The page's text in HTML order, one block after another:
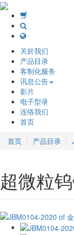
关於我们
产品目录
客制化服务
讯息公告
影片
电子型录
连络我们
首页
首页
产品目录
超微粒